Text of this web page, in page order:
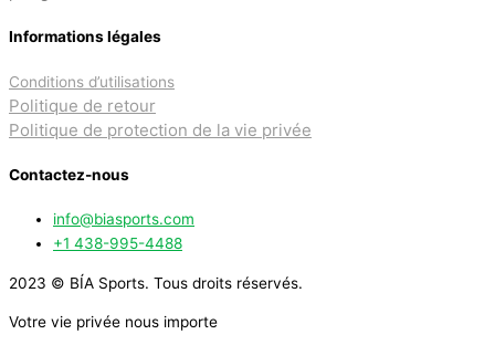
Informations légales
Conditions d’utilisations
Politique de retour
Politique de protection de la vie privée
Contactez-nous
info@biasports.com
+1 438-995-4488
2023 © BÍA Sports. Tous droits réservés.
Votre vie privée nous importe